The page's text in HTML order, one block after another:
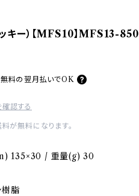
ッキー）【MFS10】MFS13-850
料の 翌月払いでOK
認する
が無料になります。
135×30 / 重量(g) 30
樹脂